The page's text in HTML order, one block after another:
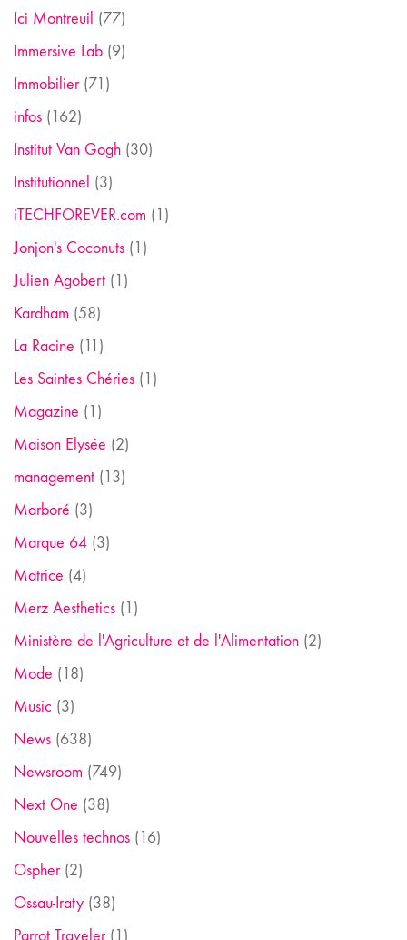
Ici Montreuil (77)
Immersive Lab (9)
Immobilier(71)
infos (162)
Institut Van Gogh (30)
Institutionnel (3)
iTECHFOREVER.com (1)
Jonjon's Coconuts (1)
Julien Agobert (1)
Kardham (58)
La Racine (11)
Les Saintes Chéries (1)
Magazine (1)
Maison Elysée (2)
management (13)
Marboré (3)
Marque 64 (3)
Matrice (4)
Merz Aesthetics (1)
Ministère de l'Agriculture et de l'Alimentation (2)
Mode (18)
Music (3)
News (638)
Newsroom (749)
Next One (38)
Nouvelles technos (16)
Ospher(2)
Ossau-Iraty (38)
Parrot Traveler(1)